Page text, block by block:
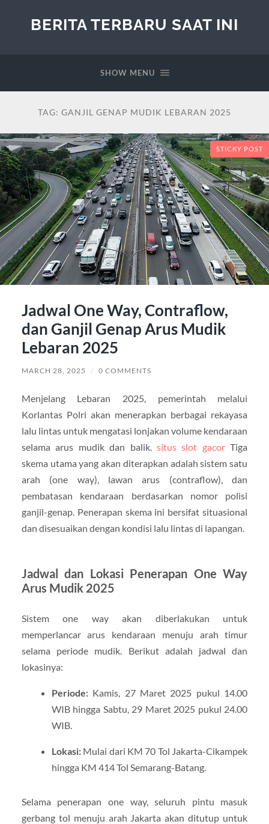
BERITA TERBARU SAAT INI
SHOW MENU
TAG: GANJIL GENAP MUDIK LEBARAN 2025
STICKY POST
Jadwal One Way, Contraflow,
dan Ganjil Genap Arus Mudik
Lebaran 2025
MARCH 28, 2025 / 0 COMMENTS
Menjelang Lebaran 2025, pemerintah melalui
Korlantas Polri akan menerapkan berbagai rekayasa
lalu lintas untuk mengatasi lonjakan volume kendaraan
selama arus mudik dan balik. situs slot gacorTiga
skema utama yang akan diterapkan adalah sistem satu
arah (one way), lawan arus (contraflow), dan
pembatasan kendaraan berdasarkan nomor polisi
ganjil-genap. Penerapan skema ini bersifat situasional
dan disesuaikan dengan kondisi lalu lintas di lapangan.
Jadwal dan Lokasi Penerapan One Way
Arus Mudik 2025
Sistem one way akan diberlakukan untuk
memperlancar arus kendaraan menuju arah timur
selama periode mudik. Berikut adalah jadwal dan
lokasinya:
Periode:Kamis, 27 Maret 2025 pukul 14.00
WIB hingga Sabtu, 29 Maret 2025 pukul 24.00
WIB.
Lokasi:Mulai dari KM 70 Tol Jakarta-Cikampek
hingga KM 414 Tol Semarang-Batang.
Selama penerapan one way, seluruh pintu masuk
gerbang tol menuju arah Jakarta akan ditutup untuk